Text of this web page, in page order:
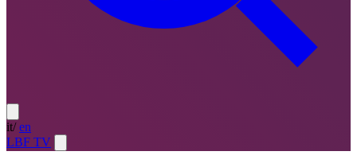
it/ en
LBF TV